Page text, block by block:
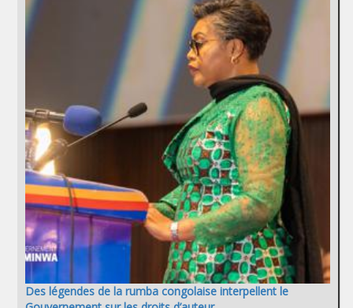
Des légendes de la rumba congolaise interpellent le